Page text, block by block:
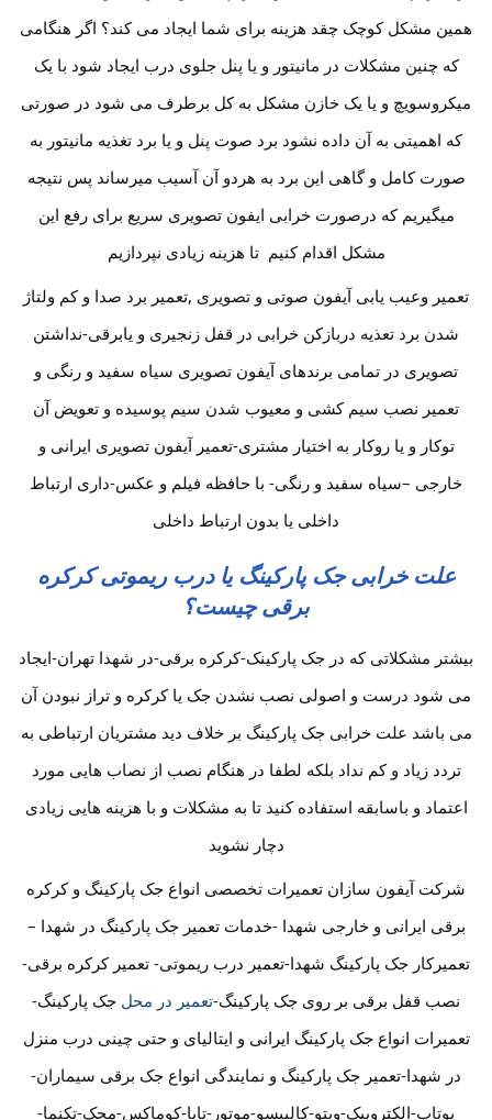
همین مشکل کوچک چقد هزینه برای شما ایجاد می کند؟ اگر هنگامی
که چنین مشکلات در مانیتور و یا پنل جلوی درب ایجاد شود با یک
میکروسویچ و یا یک خازن مشکل به کل برطرف می شود در صورتی
که اهمیتی به آن داده نشود برد صوت پنل و یا برد تغذیه مانیتور به
صورت کامل و گاهی این برد به هردو آن آسیب میرساند پس نتیجه
میگیریم که درصورت خرابی ایفون تصویری سریع برای رفع این
مشکل اقدام کنیم تا هزینه زیادی نپردازیم
تعمیر وعیب یابی آیفون صوتی و تصویری ,تعمیر برد صدا و کم ولتاژ
شدن برد تعذیه دربازکن خرابی در قفل زنجیری و یابرقی-نداشتن
تصویری در تمامی برندهای آیفون تصویری سیاه سفید و رنگی و
تعمیر نصب سیم کشی و معیوب شدن سیم پوسیده و تعویض آن
توکار و یا روکار به اختیار مشتری-تعمیر آیفون تصویری ایرانی و
خارجی –سیاه سفید و رنگی- با حافظه فیلم و عکس-داری ارتباط
داخلی یا بدون ارتباط داخلی
علت خرابی جک پارکینگ یا درب ریموتی کرکره
برقی چیست؟
بیشتر مشکلاتی که در جک پارکینک-کرکره برقی-در شهدا تهران-ایجاد
می شود درست و اصولی نصب نشدن جک یا کرکره و تراز نبودن آن
می باشد علت خرابی جک پارکینگ بر خلاف دید مشتریان ارتباطی به
تردد زیاد و کم نداد بلکه لطفا در هنگام نصب از نصاب هایی مورد
اعتماد و باسابقه استفاده کنید تا به مشکلات و با هزینه هایی زیادی
دچار نشوید
شرکت آیفون سازان تعمیرات تخصصی انواع جک پارکینگ و کرکره
برقی ایرانی و خارجی شهدا -خدمات تعمیر جک پارکینگ در شهدا –
تعمیرکار جک پارکینگ شهدا-تعمیر درب ریموتی- تعمیر کرکره برقی-
نصب قفل برقی بر روی جک پارکینگ-تعمیر در محل جک پارکینگ-
تعمیرات انواع جک پارکینگ ایرانی و ایتالیای و حتی چینی درب منزل
در شهدا-تعمیر جک پارکینگ و نمایندگی انواع جک برقی سیماران-
یوتاب-الکتروپیک-ویتو-کالیپسو-موتور-تابا-کوماکس-محک-تکنما-